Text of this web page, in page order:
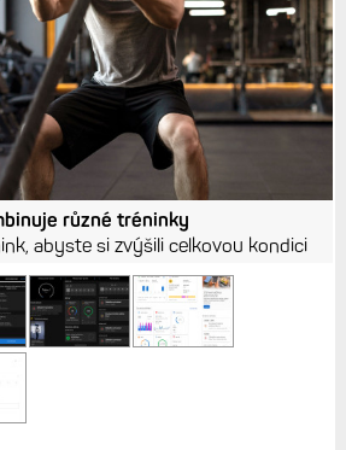
různé tréninky
abyste si zvýšili celkovou kondici